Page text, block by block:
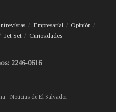
Empresarial
Opinión
Jet Set Curiosidades
2246-0616
- Noticias de El Salvador